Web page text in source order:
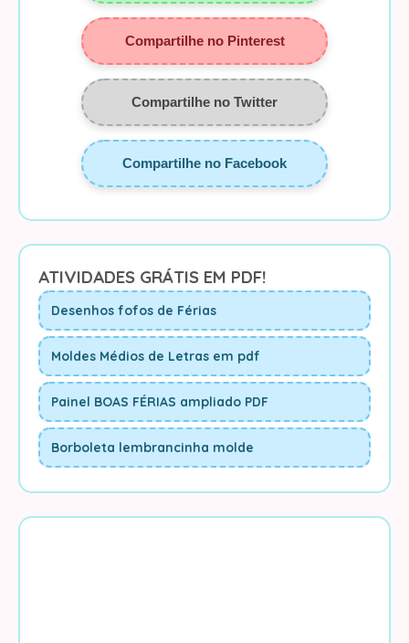
Compartilhe no Pinterest
Compartilhe no Twitter
Compartilhe no Facebook
ATIVIDADES GRÁTIS EM PDF!
Desenhos fofos de Férias
Moldes Médios de Letras em pdf
Painel BOAS FÉRIAS ampliado PDF
Borboleta lembrancinha molde